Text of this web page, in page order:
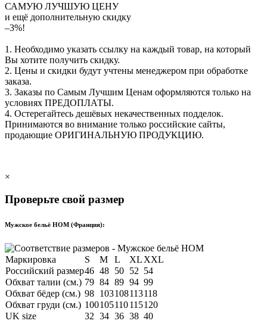
САМУЮ ЛУЧШУЮ ЦЕНУ
и ещё дополнительную скидку
–3%!
1. Необходимо указать ссылку на каждый товар, на который
Вы хотите получить скидку.
2. Цены и скидки будут учтены менеджером при обработке
заказа.
3. Заказы по Самым Лучшим Ценам оформляются только на
условиях ПРЕДОПЛАТЫ.
4. Остерегайтесь дешёвых некачественных подделок.
Принимаются во внимание только российские сайты,
продающие ОРИГИНАЛЬНУЮ ПРОДУКЦИЮ.
×
Проверьте свой размер
Мужское бельё HOM (Франция):
Маркировка S M L XL XXL
Российский размер46 48 50 52 54
Обхват талии (см.) 79 84 89 94 99
Обхват бёдер (см.) 98 103108113118
Обхват груди (см.) 100105110115120
UK size
32 34 36 38 40